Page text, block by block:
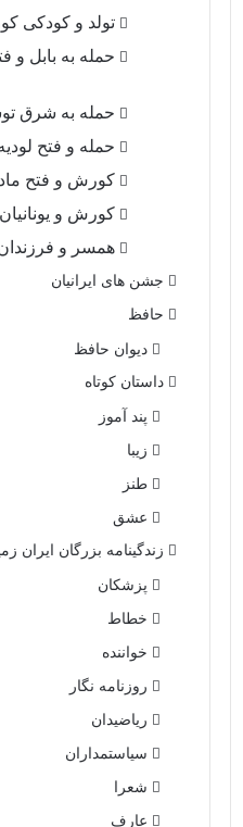
تولد و کودکی
حمله به بابل
حمله به شرق
حمله و فتح
کورش و فتح ماد
کورش و
همسر و
جشن های ایرانیان
حافظ
دیوان حافظ
داستان کوتاه
پند آموز
زیبا
طنز
عشق
زندگینامه بزرگان ایران
پزشکان
خطاط
خواننده
روزنامه نگار
ریاضیدان
سیاستمداران
شعرا
عارف